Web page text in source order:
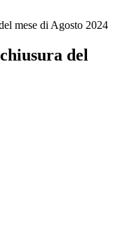
mese di Agosto 2024
del